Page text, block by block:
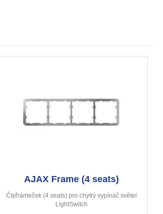
AJAX Frame (4 seats)
Čtyřrámeček (4 seats) pro chytrý vypínač světel
LightSwitch